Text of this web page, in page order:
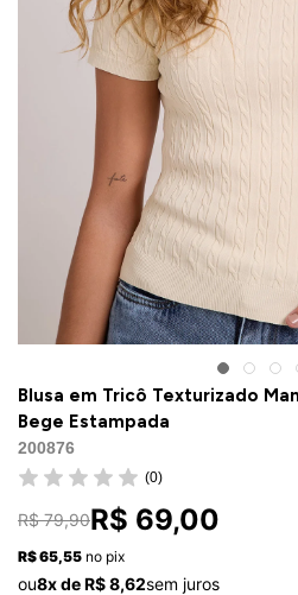
Blusa em Tricô Texturizado
Bege Estampada
200876
(0)
R$ 79,90R$ 69,00
R$ 65,55 no pix
ou8x de R$ 8,62sem juros